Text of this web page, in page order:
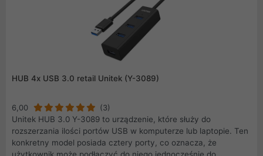
HUB 4x USB 3.0 retail Unitek (Y-3089)
6,00
(3)
Unitek HUB 3.0 Y-3089 to urządzenie, które służy do
rozszerzania ilości portów USB w komputerze lub laptopie. Ten
konkretny model posiada cztery porty, co oznacza, że